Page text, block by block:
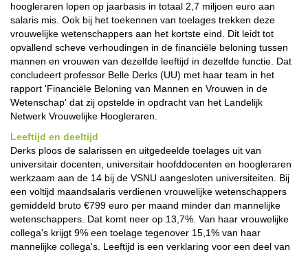
hoogleraren lopen op jaarbasis in totaal 2,7 miljoen euro aan
salaris mis. Ook bij het toekennen van toelages trekken deze
vrouwelijke wetenschappers aan het kortste eind. Dit leidt tot
opvallend scheve verhoudingen in de financiële beloning tussen
mannen en vrouwen van dezelfde leeftijd in dezelfde functie. Dat
concludeert professor Belle Derks (UU) met haar team in het
rapport 'Financiële Beloning van Mannen en Vrouwen in de
Wetenschap' dat zij opstelde in opdracht van het Landelijk
Netwerk Vrouwelijke Hoogleraren.
Leeftijd en deeltijd
Derks ploos de salarissen en uitgedeelde toelages uit van
universitair docenten, universitair hoofddocenten en hoogleraren
werkzaam aan de 14 bij de VSNU aangesloten universiteiten. Bij
een voltijd maandsalaris verdienen vrouwelijke wetenschappers
gemiddeld bruto €799 euro per maand minder dan mannelijke
wetenschappers. Dat komt neer op 13,7%. Van haar vrouwelijke
collega's krijgt 9% een toelage tegenover 15,1% van haar
mannelijke collega's. Leeftijd is een verklaring voor een deel van